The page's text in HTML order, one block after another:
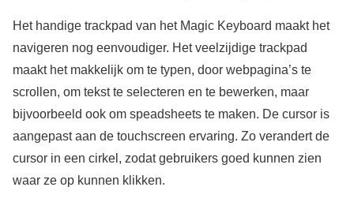
Het handige trackpad van het Magic Keyboard maakt het
navigeren nog eenvoudiger. Het veelzijdige trackpad
maakt het makkelijk om te typen, door webpagina’s te
scrollen, om tekst te selecteren en te bewerken, maar
bijvoorbeeld ook om speadsheets te maken. De cursor is
aangepast aan de touchscreen ervaring. Zo verandert de
cursor in een cirkel, zodat gebruikers goed kunnen zien
waar ze op kunnen klikken.